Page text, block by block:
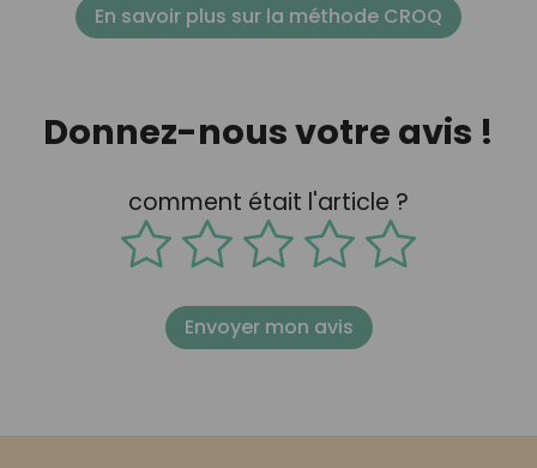
En savoir plus sur la méthode CROQ
Donnez-nous votre avis !
comment était l'article ?
Envoyer mon avis